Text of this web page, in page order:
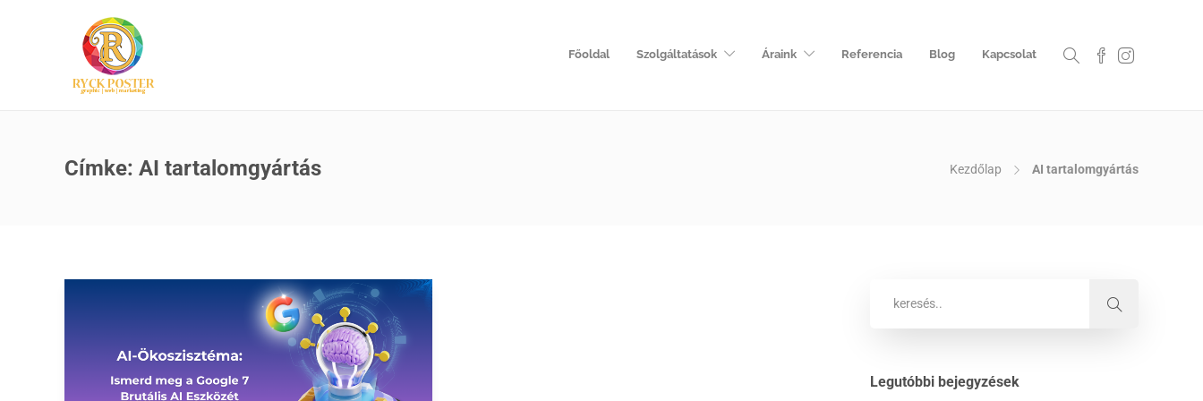
Főoldal Szolgáltatások Áraink Referencia Blog Kapcsolat
Címke: AI tartalomgyártás Kezdőlap AI tartalomgyártás
Legutóbbi bejegyzések